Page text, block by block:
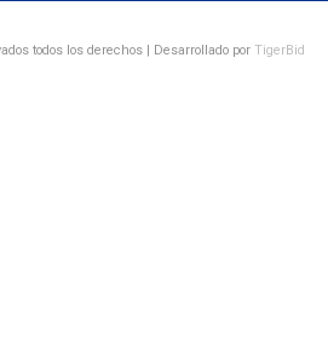
todos los derechos | Desarrollado por TigerBid